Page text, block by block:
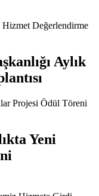
Aylık
Yeni